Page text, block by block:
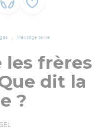
Message texte
les frères
dit la
?
SEL